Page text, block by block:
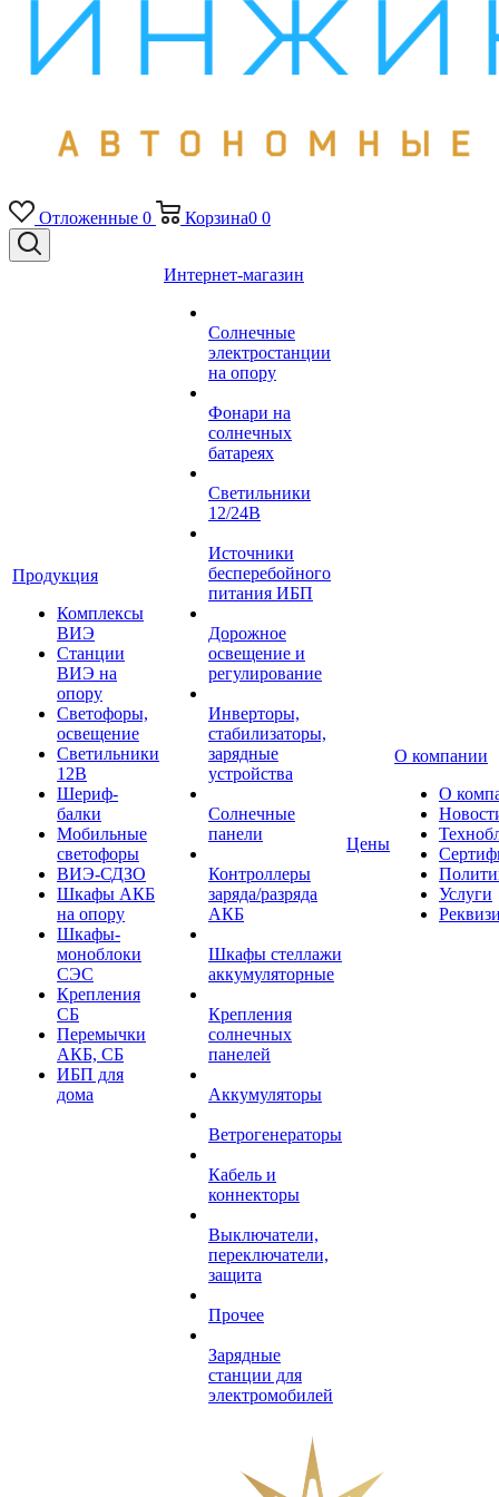
Отложенные 0 Корзина0 0
Продукция
Комплексы
ВИЭ
Станции
ВИЭ на
опору
Светофоры,
освещение
Светильники
12В
Шериф-
балки
Мобильные
светофоры
ВИЭ-СДЗО
Шкафы АКБ
на опору
Шкафы-
моноблоки
СЭС
Крепления
СБ
Перемычки
АКБ, СБ
ИБП для
дома
Интернет-магазин
Солнечные
электростанции
на опору
Фонари на
солнечных
батареях
Светильники
12/24В
Источники
бесперебойного
питания ИБП
Дорожное
освещение и
регулирование
Инверторы,
стабилизаторы,
зарядные
устройства
Солнечные
панели
Контроллеры
заряда/разряда
АКБ
Шкафы стеллажи
аккумуляторные
Крепления
солнечных
панелей
Аккумуляторы
Ветрогенераторы
Кабель и
коннекторы
Выключатели,
переключатели,
защита
Прочее
Зарядные
станции для
электромобилей
Цены
О компании
О
Услуги